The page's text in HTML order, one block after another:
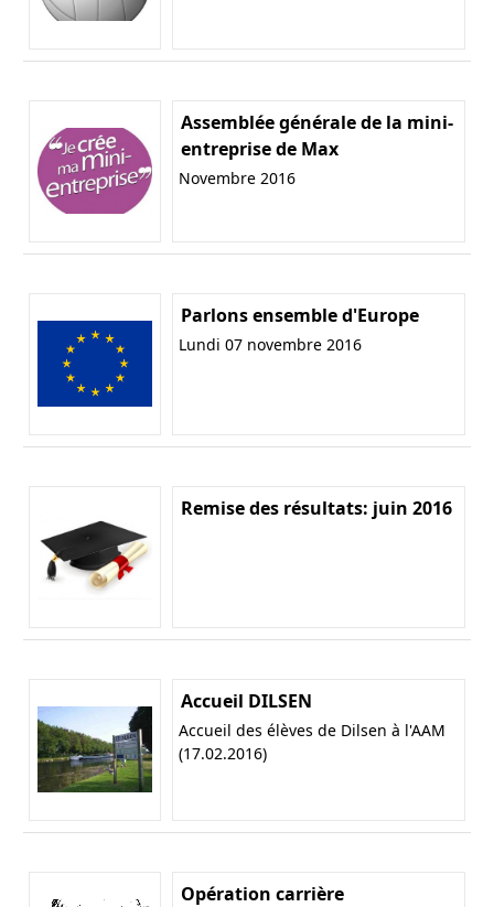
Assemblée générale de la mini-
entreprise de Max
Novembre 2016
Parlons ensemble d'Europe
Lundi 07 novembre 2016
Remise des résultats: juin 2016
Accueil DILSEN
Accueil des élèves de Dilsen à l'AAM
(17.02.2016)
Opération carrière